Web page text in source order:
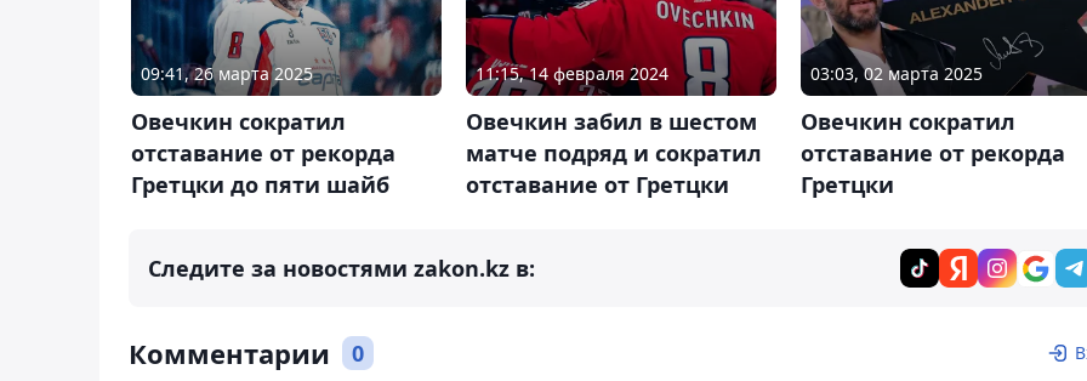
09:41, 26 марта 2025
Овечкин сократил
отставание от рекорда
Гретцки до пяти шайб
11:15, 14 февраля 2024
Овечкин забил в шестом
матче подряд и сократил
отставание от Гретцки
03:03, 02 марта 2025
Овечкин сократил
отставание от рекорда
Гретцки
Следите за новостями zakon.kz в:
Комментарии 0